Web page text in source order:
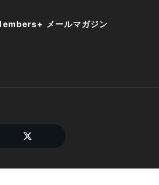
メールマガジン